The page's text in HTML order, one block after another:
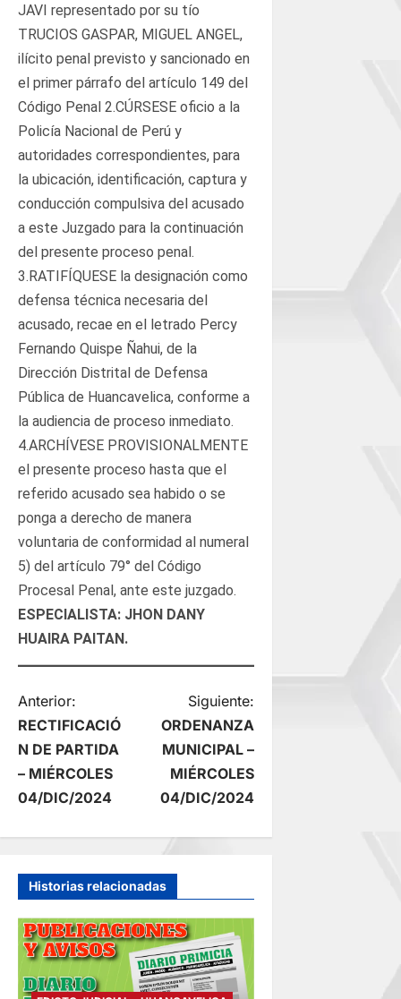
JAVI representado por su tío
TRUCIOS GASPAR, MIGUEL ANGEL,
ilícito penal previsto y sancionado en
el primer párrafo del artículo 149 del
Código Penal 2.CÚRSESE oficio a la
Policía Nacional de Perú y
autoridades correspondientes, para
la ubicación, identificación, captura y
conducción compulsiva del acusado
a este Juzgado para la continuación
del presente proceso penal.
3.RATIFÍQUESE la designación como
defensa técnica necesaria del
acusado, recae en el letrado Percy
Fernando Quispe Ñahui, de la
Dirección Distrital de Defensa
Pública de Huancavelica, conforme a
la audiencia de proceso inmediato.
4.ARCHÍVESE PROVISIONALMENTE
el presente proceso hasta que el
referido acusado sea habido o se
ponga a derecho de manera
voluntaria de conformidad al numeral
5) del artículo 79° del Código
Procesal Penal, ante este juzgado.
ESPECIALISTA: JHON DANY
HUAIRA PAITAN.
N
a
v
e
g
a
c
i
Anterior:
RECTIFICACIÓ
N DE PARTIDA
– MIÉRCOLES
04/DIC/2024
Siguiente:
ORDENANZA
MUNICIPAL –
MIÉRCOLES
04/DIC/2024
Historias relacionadas